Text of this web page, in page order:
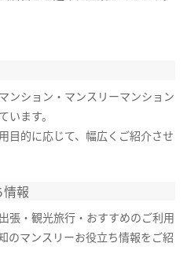
ンション・マンスリーマンション
います。
目的に応じて、幅広くご紹介させ
報
張・観光旅行・おすすめのご利用
のマンスリーお役立ち情報をご紹